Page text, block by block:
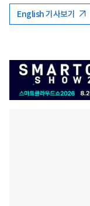
English 기사보기